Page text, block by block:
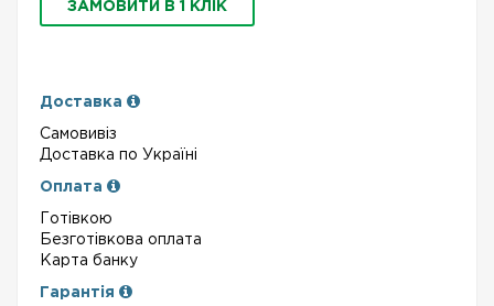
ЗАМОВИТИ В 1 КЛІК
Доставка
Самовивіз
Доставка по Україні
Оплата
Готівкою
Безготівкова оплата
Карта банку
Гарантія